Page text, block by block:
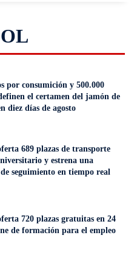
por consumición y 500.000
el certamen del jamón de
diez días de agosto
689 plazas de transporte
y estrena una
seguimiento en tiempo real
720 plazas gratuitas en 24
de formación para el empleo